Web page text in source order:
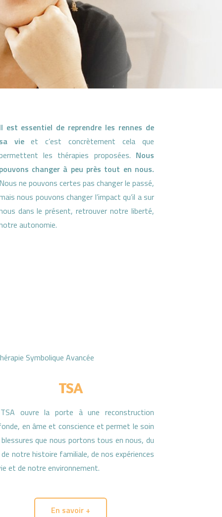
est essentiel de reprendre les rennes de
vieet c’est concrètement cela que
les thérapies proposées. Nous
changer à peu près tout en nous.
ne pouvons certes pas changer le passé,
nous pouvons changer l’impact qu’il a sur
dans le présent, retrouver notre liberté,
autonomie.
TSA
ouvre la porte à une reconstruction
en âme et conscience et permet le soin
que nous portons tous en nous, du
notre histoire familiale, de nos expériences
et de notre environnement.
En savoir +